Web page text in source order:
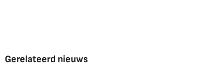
Gerelateerd nieuws